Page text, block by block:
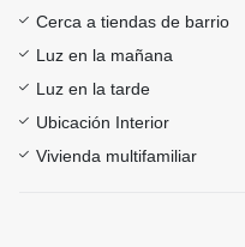
Cerca a tiendas de barrio
Luz en la mañana
Luz en la tarde
Ubicación Interior
Vivienda multifamiliar